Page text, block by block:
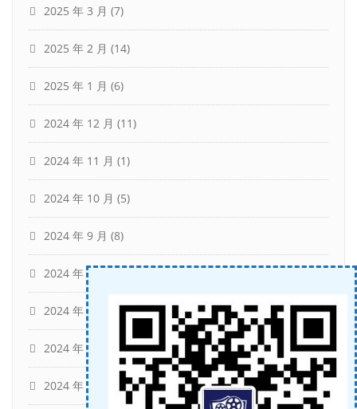
2025 年 3 月 (7)
2025 年 2 月 (14)
2025 年 1 月 (6)
2024 年 12 月 (11)
2024 年 11 月 (1)
2024 年 10 月 (5)
2024 年 9 月 (8)
2024 年 8 月(4)
2024 年 7 月 (6)
2024 年 6 月 (4)
2024 年 5 月 (13)